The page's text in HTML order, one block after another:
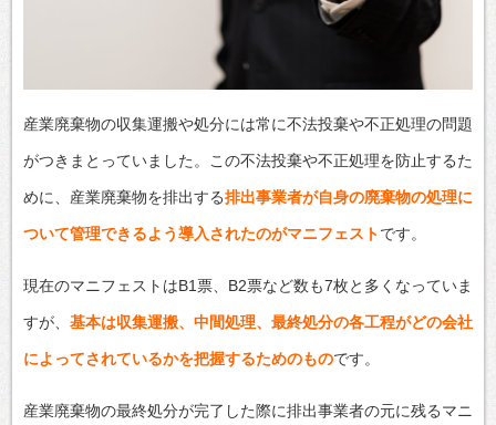
産業廃棄物の収集運搬や処分には常に不法投棄や不正処理の問題
がつきまとっていました。この不法投棄や不正処理を防止するた
めに、産業廃棄物を排出する排出事業者が自身の廃棄物の処理に
ついて管理できるよう導入されたのがマニフェストです。
現在のマニフェストはB1票、B2票など数も7枚と多くなっていま
すが、 基本は収集運搬、中間処理、最終処分の各工程がどの会社
によってされているかを把握するためのものです。
産業廃棄物の最終処分が完了した際に排出事業者の元に残るマニ